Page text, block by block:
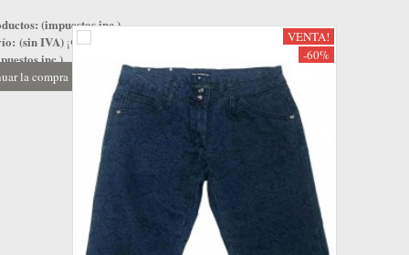
(impuestos inc.)
(sin IVA) ¡Gratis!
inc.)
la compra Ir a la caja
VENTA!
-60%